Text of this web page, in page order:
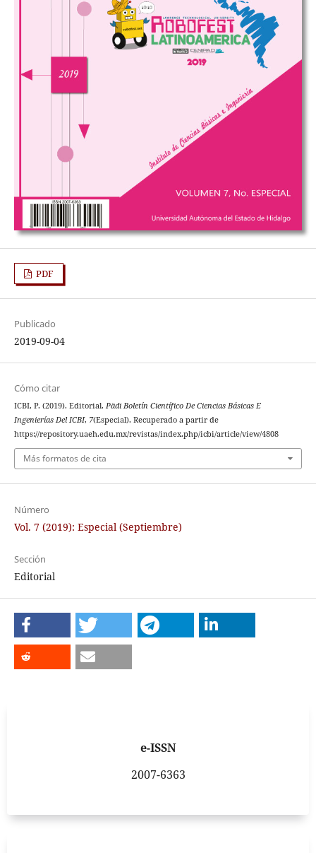
PDF
Publicado
2019-09-04
Cómo citar
ICBI, P. (2019). Editorial. Pädi Boletín Científico De Ciencias Básicas E
Ingenierías Del ICBI, 7(Especial). Recuperado a partir de
https://repository.uaeh.edu.mx/revistas/index.php/icbi/article/view/4808
Más formatos de cita
Número
Vol. 7 (2019): Especial (Septiembre)
Sección
Editorial
e-ISSN
2007-6363